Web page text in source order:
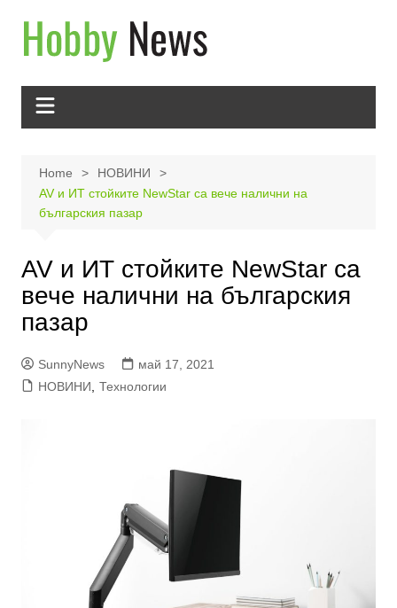
content
Home
НОВИНИ
AV и ИТ стойките NewStar са вече налични на
българския пазар
AV и ИТ стойките NewStar са
вече налични на българския
пазар
SunnyNews
май 17, 2021
НОВИНИ
Технологии